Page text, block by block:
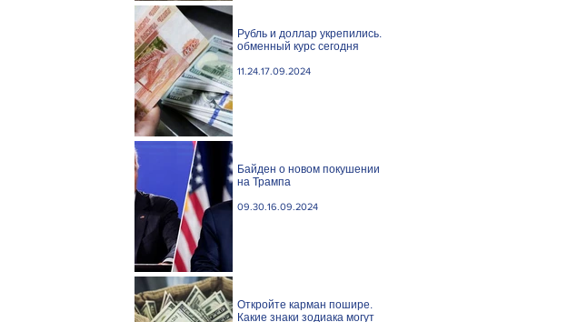
Рубль и доллар укрепились.
обменный курс сегодня
11.24.17.09.2024
Байден о новом покушении
на Трампа
09.30.16.09.2024
Откройте карман пошире.
Какие знаки зодиака могут